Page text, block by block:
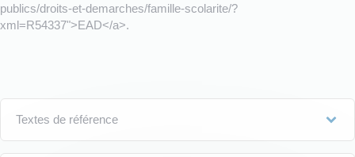
publics/droits-et-demarches/famille-scolarite/?
xml=R54337">EAD</a>.
Textes de référence